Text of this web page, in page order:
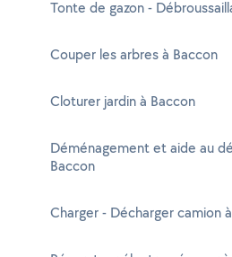
Tonte de gazon -
Couper les arbres à Baccon
Cloturer jardin à Baccon
Déménagement et aide au
Baccon
Charger - Décharger camion